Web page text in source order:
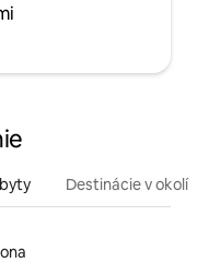
Destinácie v okolí